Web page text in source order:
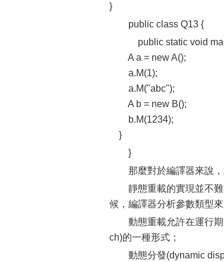
}
public class Q13 {
public static void
A a = new A();
a.M(1);
a.M("abc");
A b = new B();
b.M(1234);
}
}
那麼對於編譯器來說
靜態重載的實現並不
候，編譯器分析參數類型
動態重載允許在運行
ch)的一種形式；
動態分發(dynamic